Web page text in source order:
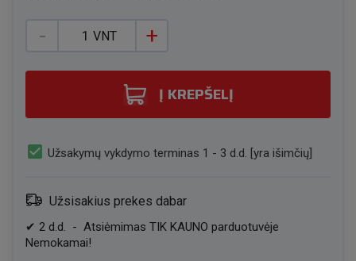
- +
VNT
Į KREPŠELĮ
check_box Užsakymų vykdymo terminas 1 - 3 d.d. [yra išimčių]
Užsisakius prekes dabar
✔ 2 d.d. - Atsiėmimas TIK KAUNO parduotuvėje
Nemokamai!